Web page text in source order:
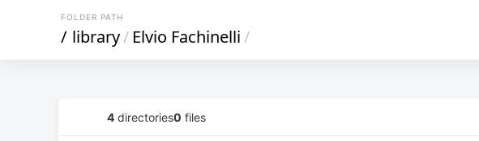
FOLDER PATH
/ library/ Elvio Fachinelli/
4 directories0 files